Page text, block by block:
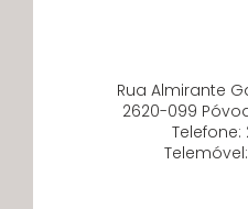
Rua Almirante
2620-099
Telefone:
Telemóvel: